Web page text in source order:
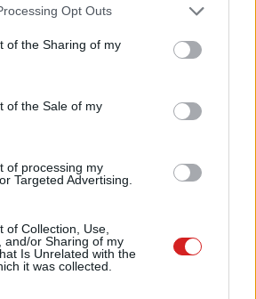
website/app uses one or more Google
or usage behaviour. You may click to
to Google and its third-party tags to
specified purposes in below Google
Opt Outs
of the Sharing of my
of the Sale of my
of processing my
Targeted Advertising.
of Collection, Use,
and/or Sharing of my
Is Unrelated with the
it was collected.
Chrome akku-
Microsoft
21. 20:05